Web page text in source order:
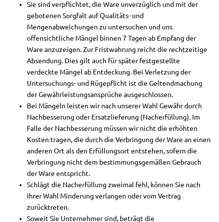
Sie sind verpflichtet, die Ware unverzüglich und mit der
gebotenen Sorgfalt auf Qualitäts- und
Mengenabweichungen zu untersuchen und uns
offensichtliche Mängel binnen 7 Tagen ab Empfang der
Ware anzuzeigen. Zur Fristwahrung reicht die rechtzeitige
Absendung. Dies gilt auch für später festgestellte
verdeckte Mängel ab Entdeckung. Bei Verletzung der
Untersuchungs- und Rügepflicht ist die Geltendmachung
der Gewährleistungsansprüche ausgeschlossen.
Bei Mängeln leisten wir nach unserer Wahl Gewähr durch
Nachbesserung oder Ersatzlieferung (Nacherfüllung). Im
Falle der Nachbesserung müssen wir nicht die erhöhten
Kosten tragen, die durch die Verbringung der Ware an einen
anderen Ort als den Erfüllungsort entstehen, sofern die
Verbringung nicht dem bestimmungsgemäßen Gebrauch
der Ware entspricht.
Schlägt die Nacherfüllung zweimal fehl, können Sie nach
Ihrer Wahl Minderung verlangen oder vom Vertrag
zurücktreten.
Soweit Sie Unternehmer sind, beträgt die